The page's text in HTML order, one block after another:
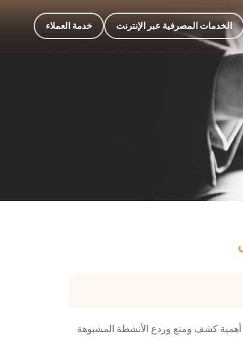
الخدمات المصرفية عبر الإنترنت خدمة العملاء
أهمية كشف ومنع وردع الأنشطة المشبوهة